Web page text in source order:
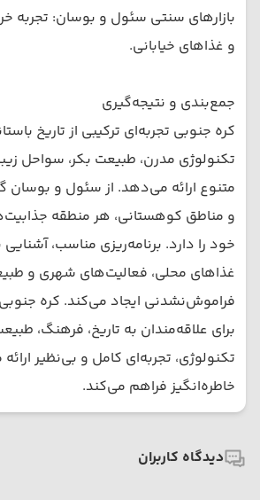
بازارهای سنتی سئول و بوسان: تجربه
و غذاهای خیابانی.
جمع‌بندی و نتیجه‌گیری
کره جنوبی تجربه‌ای ترکیبی از تاریخ
تکنولوژی مدرن، طبیعت بکر، سواحل
متنوع ارائه می‌دهد. از سئول و بوسان
و مناطق کوهستانی، هر منطقه
خود را دارد. برنامه‌ریزی مناسب، آشنایی
غذاهای محلی، فعالیت‌های شهری و
فراموش‌نشدنی ایجاد می‌کند. کره
برای علاقه‌مندان به تاریخ، فرهنگ،
تکنولوژی، تجربه‌ای کامل و بی‌نظیر
خاطره‌انگیز فراهم می‌کند.
دیدگاه کاربران